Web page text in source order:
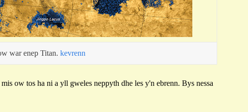
war enep Titan. kevrenn
ow tos ha ni a yll gweles neppyth dhe les y'n ebrenn. Bys nessa